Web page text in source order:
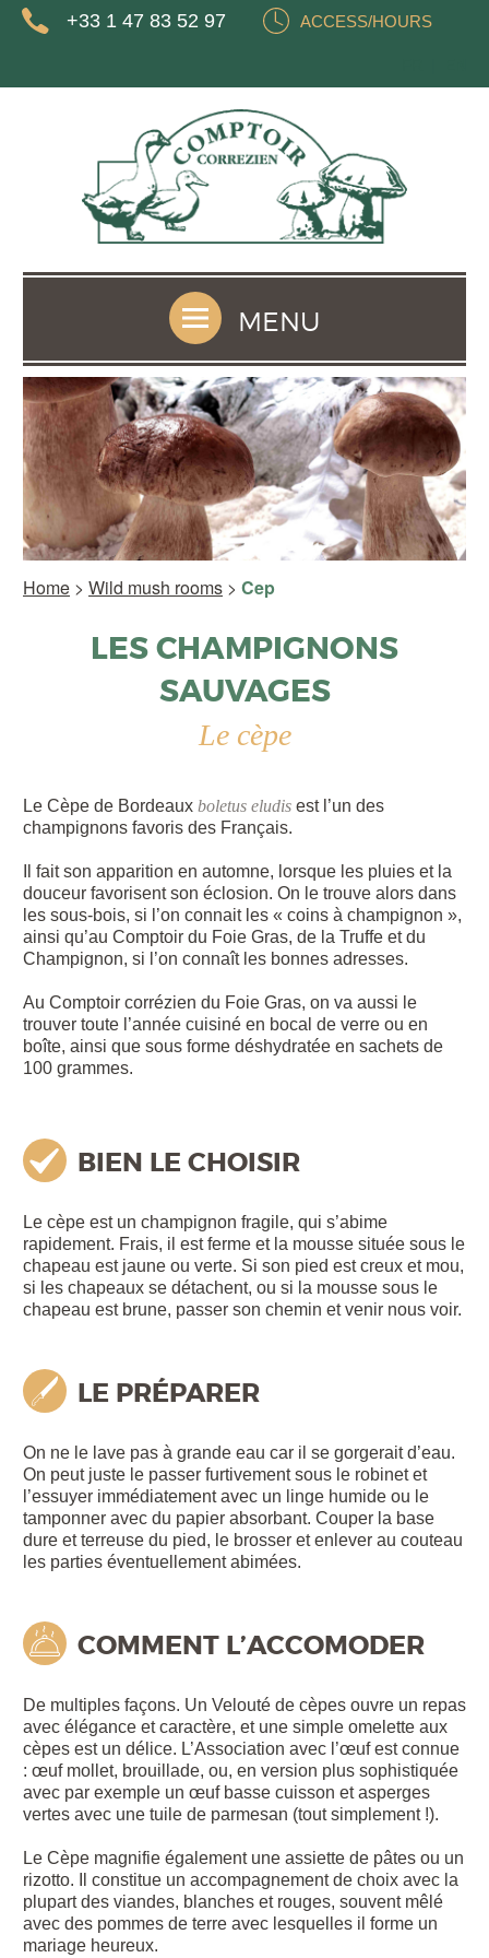
+33 1 47 83 52 97 ACCESS/HOURS
MENU
Home > Wild mush rooms > Cep
LES CHAMPIGNONS
SAUVAGES
Le cèpe
Le Cèpe de Bordeaux boletus eludis est l’un des
champignons favoris des Français.
Il fait son apparition en automne, lorsque les pluies et la
douceur favorisent son éclosion. On le trouve alors dans
les sous-bois, si l’on connait les « coins à champignon »,
ainsi qu’au Comptoir du Foie Gras, de la Truffe et du
Champignon, si l’on connaît les bonnes adresses.
Au Comptoir corrézien du Foie Gras, on va aussi le
trouver toute l’année cuisiné en bocal de verre ou en
boîte, ainsi que sous forme déshydratée en sachets de
100 grammes.
BIEN LE CHOISIR
Le cèpe est un champignon fragile, qui s’abime
rapidement. Frais, il est ferme et la mousse située sous le
chapeau est jaune ou verte. Si son pied est creux et mou,
si les chapeaux se détachent, ou si la mousse sous le
chapeau est brune, passer son chemin et venir nous voir.
LE PRÉPARER
On ne le lave pas à grande eau car il se gorgerait d’eau.
On peut juste le passer furtivement sous le robinet et
l’essuyer immédiatement avec un linge humide ou le
tamponner avec du papier absorbant. Couper la base
dure et terreuse du pied, le brosser et enlever au couteau
les parties éventuellement abimées.
COMMENT L’ACCOMODER
De multiples façons. Un Velouté de cèpes ouvre un repas
avec élégance et caractère, et une simple omelette aux
cèpes est un délice. L’Association avec l’œuf est connue
: œuf mollet, brouillade, ou, en version plus sophistiquée
avec par exemple un œuf basse cuisson et asperges
vertes avec une tuile de parmesan (tout simplement !).
Le Cèpe magnifie également une assiette de pâtes ou un
rizotto. Il constitue un accompagnement de choix avec la
plupart des viandes, blanches et rouges, souvent mêlé
avec des pommes de terre avec lesquelles il forme un
mariage heureux.